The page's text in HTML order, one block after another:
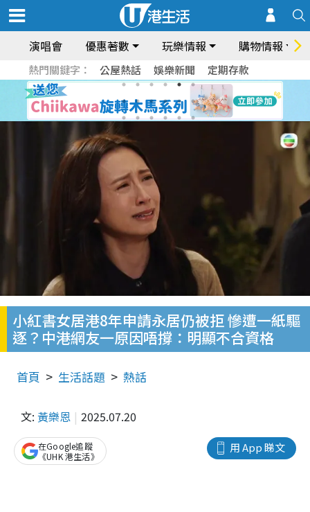
演唱會 優惠著數 玩樂情報 購物情報
熱門關鍵字： 公屋熱話 娛樂新聞 定期存款
小紅書女居港8年申請永居仍被拒 慘遭一紙驅
逐？中港網友一原因唔撐：明顯不合資格
首頁 生活話題 熱話
文: 黃樂恩 2025.07.20
用 App 睇文
在Google追蹤
《UHK 港生活》